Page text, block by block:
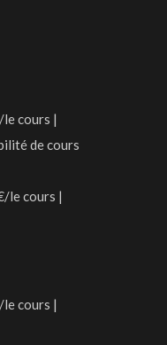
cours |
de cours
le cours |
cours |